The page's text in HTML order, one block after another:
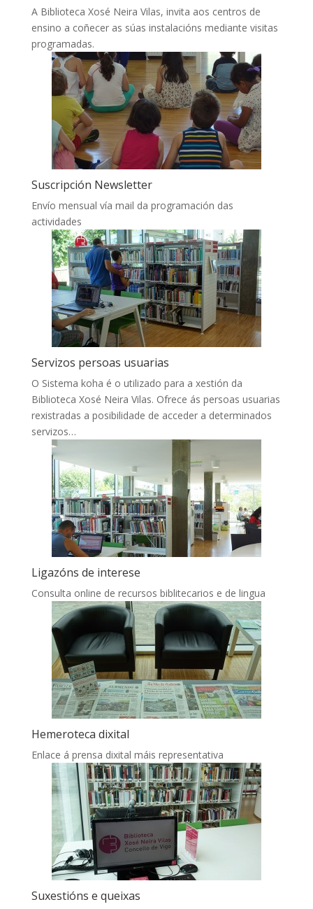
A Biblioteca Xosé Neira Vilas, invita aos centros de
ensino a coñecer as súas instalacións mediante visitas
programadas.
Suscripción Newsletter
Envío mensual vía mail da programación das
actividades
Servizos persoas usuarias
O Sistema koha é o utilizado para a xestión da
Biblioteca Xosé Neira Vilas. Ofrece ás persoas usuarias
rexistradas a posibilidade de acceder a determinados
servizos…
Ligazóns de interese
Consulta online de recursos biblitecarios e de lingua
Hemeroteca dixital
Enlace á prensa dixital máis representativa
Suxestións e queixas